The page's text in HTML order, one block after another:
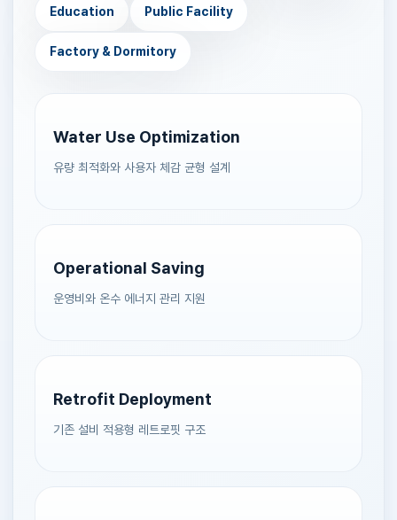
Education Public Facility
Factory & Dormitory
Water Use Optimization
유량 최적화와 사용자 체감 균형 설계
Operational Saving
운영비와 온수 에너지 관리 지원
Retrofit Deployment
기존 설비 적용형 레트로핏 구조